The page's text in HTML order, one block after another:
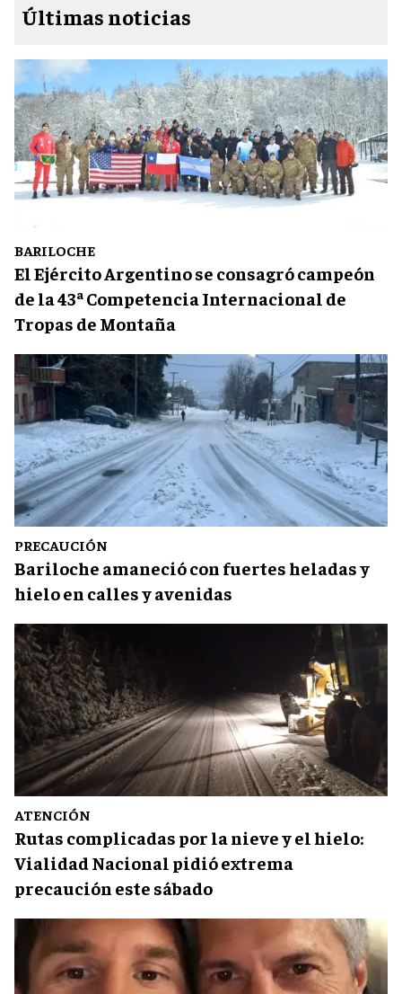
Últimas noticias
BARILOCHE
El Ejército Argentino se consagró campeón
de la 43ª Competencia Internacional de
Tropas de Montaña
PRECAUCIÓN
Bariloche amaneció con fuertes heladas y
hielo en calles y avenidas
ATENCIÓN
Rutas complicadas por la nieve y el hielo:
Vialidad Nacional pidió extrema
precaución este sábado